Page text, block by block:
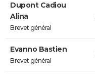
Dupont Cadiou
Alina
Brevet général
Evanno Bastien
Brevet général